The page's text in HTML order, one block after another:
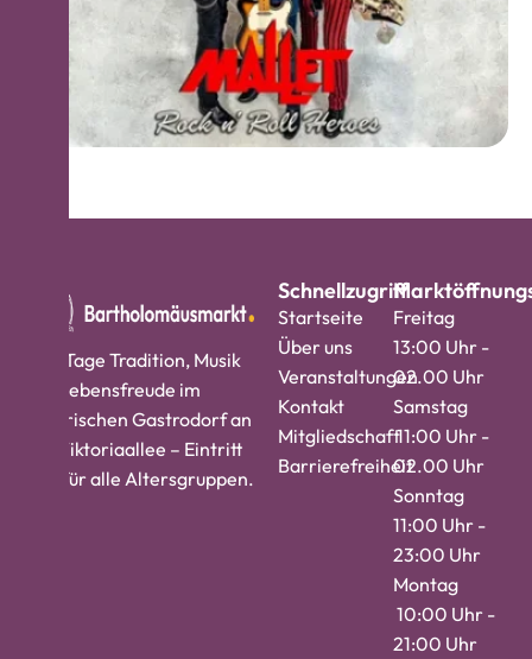
Vier Tage Tradition, Musik
und Lebensfreude im
historischen Gastrodorf an
der Viktoriaallee – Eintritt
frei, für alle Altersgruppen.
Schnellzugriff
Startseite
Über uns
Veranstaltungen
Kontakt
Mitgliedschaft
Barrierefreiheit
Freitag
13:00 Uhr -
02.00 Uhr
Samstag
11:00 Uhr -
02.00 Uhr
Sonntag
11:00 Uhr -
23:00 Uhr
Montag
10:00 Uhr -
21:00 Uhr